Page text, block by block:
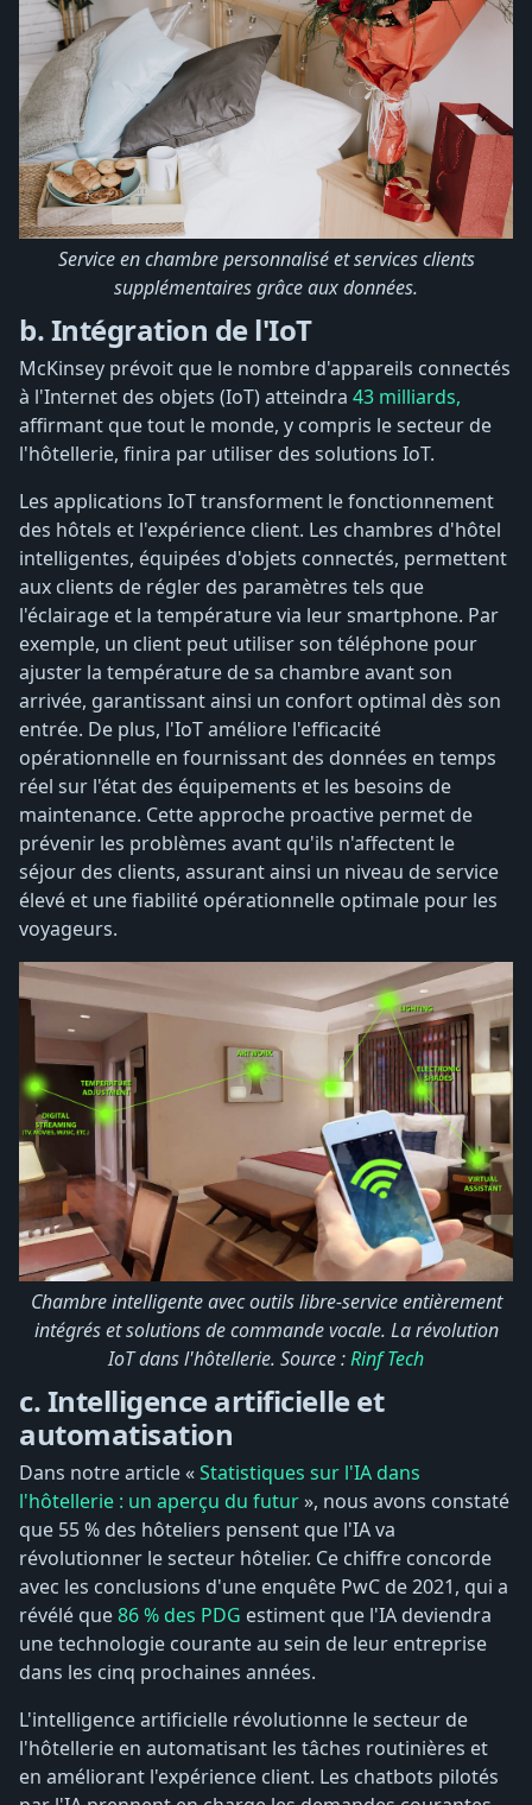
Service en chambre personnalisé et services clients
supplémentaires grâce aux données.
b. Intégration de l'IoT
McKinsey prévoit que le nombre d'appareils connectés
à l'Internet des objets (IoT) atteindra 43 milliards,
affirmant que tout le monde, y compris le secteur de
l'hôtellerie, finira par utiliser des solutions IoT.
Les applications IoT transforment le fonctionnement
des hôtels et l'expérience client. Les chambres d'hôtel
intelligentes, équipées d'objets connectés, permettent
aux clients de régler des paramètres tels que
l'éclairage et la température via leur smartphone. Par
exemple, un client peut utiliser son téléphone pour
ajuster la température de sa chambre avant son
arrivée, garantissant ainsi un confort optimal dès son
entrée. De plus, l'IoT améliore l'efficacité
opérationnelle en fournissant des données en temps
réel sur l'état des équipements et les besoins de
maintenance. Cette approche proactive permet de
prévenir les problèmes avant qu'ils n'affectent le
séjour des clients, assurant ainsi un niveau de service
élevé et une fiabilité opérationnelle optimale pour les
voyageurs.
Chambre intelligente avec outils libre-service entièrement
intégrés et solutions de commande vocale. La révolution
IoT dans l'hôtellerie. Source :Rinf Tech
c. Intelligence artificielle et
automatisation
Dans notre article «Statistiques sur l'IA dans
l'hôtellerie : un aperçu du futur», nous avons constaté
que 55 % des hôteliers pensent que l'IA va
révolutionner le secteur hôtelier. Ce chiffre concorde
avec les conclusions d'une enquête PwC de 2021, qui a
révélé que86 % des PDG estiment que l'IA deviendra
une technologie courante au sein de leur entreprise
dans les cinq prochaines années.
L'intelligence artificielle révolutionne le secteur de
l'hôtellerie en automatisant les tâches routinières et
en améliorant l'expérience client. Les chatbots pilotés